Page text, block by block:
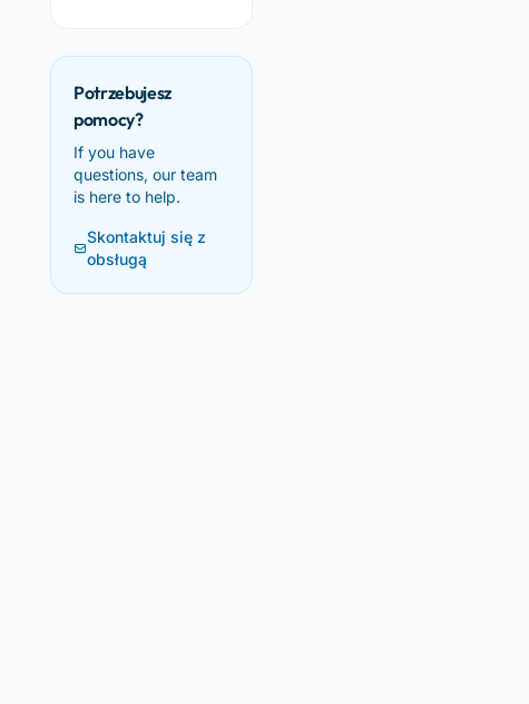
Potrzebujesz
pomocy?
If you have
questions, our team
is here to help.
Skontaktuj się z
obsługą